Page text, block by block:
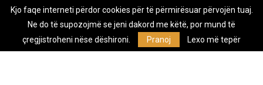
Rreth nesh Impresumi Marketing
Privacy Policy
Zhurnal.mk është Agjenci e Lajmeve e pavarur, e themeluar në vitin
Kjo faqe interneti përdor cookies për të përmirësuar përvojën tuaj.
Ne do të supozojmë se jeni dakord me këtë, por mund të
çregjistroheni nëse dëshironi.
Pranoj Lexo më tepër